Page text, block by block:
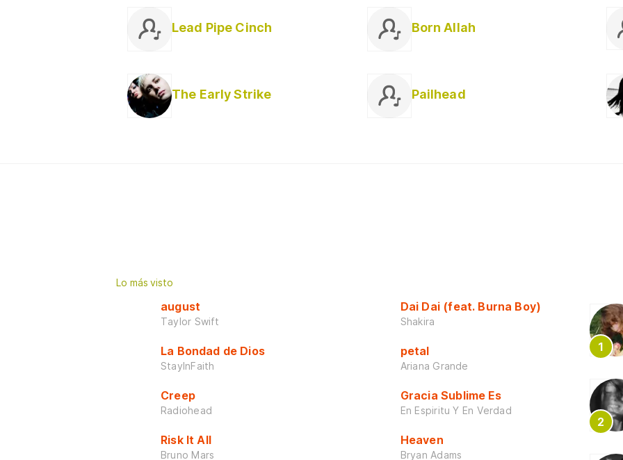
Lead Pipe Cinch Born Allah
The Early Strike Pailhead
Lo más visto
august
Taylor Swift
La Bondad de Dios
StayInFaith
Creep
Radiohead
Risk It All
Bruno Mars
Dai Dai (feat. Burna Boy)
Shakira
petal
Ariana Grande
Gracia Sublime Es
En Espiritu Y En Verdad
Heaven
Bryan Adams